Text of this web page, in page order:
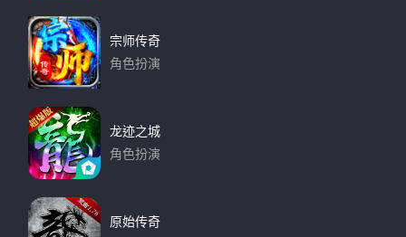
宗师传奇
角色扮演
龙迹之城
角色扮演
原始传奇